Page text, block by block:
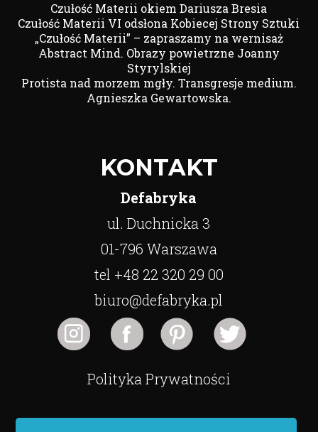
Czułość Materii okiem Dariusza Bresia
Czułość Materii VI odsłona Kobiecej Strony Sztuki
„Czułość Materii” – zapraszamy na wernisaż
Abstract Mind. Obrazy powietrzne Joanny
Styrylskiej
Protista nad morzem mgły. Transgresje medium.
Agnieszka Gewartowska.
KONTAKT
Defabryka
ul. Duchnicka 3
01-796 Warszawa
tel +48 22 320 29 00
biuro@defabryka.pl
Polityka Prywatności